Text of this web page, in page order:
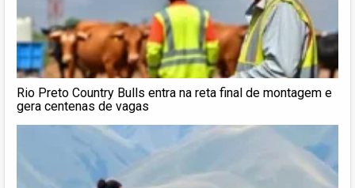
Rio Preto Country Bulls entra na reta final de montagem e
gera centenas de vagas